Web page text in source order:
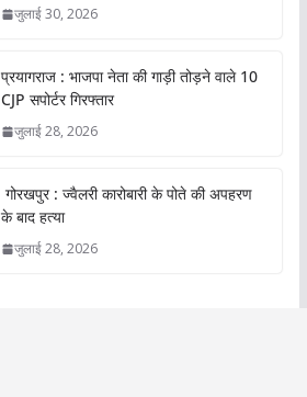
जुलाई 30, 2026
प्रयागराज : भाजपा नेता की गाड़ी तोड़ने वाले 10
CJP सपोर्टर गिरफ्तार
जुलाई 28, 2026
गोरखपुर : ज्वैलरी कारोबारी के पोते की अपहरण
के बाद हत्या
जुलाई 28, 2026